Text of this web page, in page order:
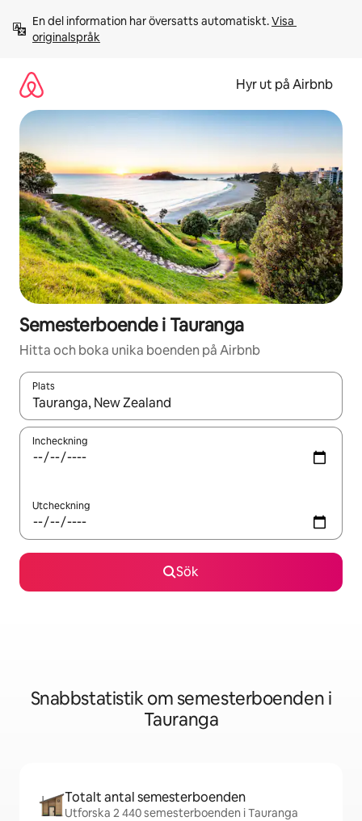
innehåll
En del information har översatts automatiskt. Visa
originalspråk
Hyr ut på Airbnb
Semesterboende i Tauranga
Hitta och boka unika boenden på Airbnb
Plats
När resultaten är tillgängliga kan du navigera med upp- och
Incheckning
Utcheckning
Sök
Snabbstatistik om semesterboenden i
Tauranga
Totalt antal semesterboenden
Utforska 2 440 semesterboenden i Tauranga